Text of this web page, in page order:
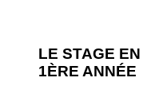
LE STAGE EN
1ÈRE ANNÉE